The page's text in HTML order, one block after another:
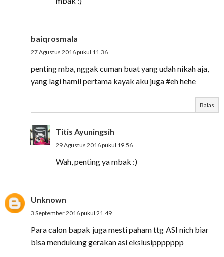
baiqrosmala
27 Agustus 2016 pukul 11.36
penting mba, nggak cuman buat yang udah nikah aja,
yang lagi hamil pertama kayak aku juga #eh hehe
Balas
Titis Ayuningsih
29 Agustus 2016 pukul 19.56
Wah, penting ya mbak :)
Unknown
3 September 2016 pukul 21.49
Para calon bapak juga mesti paham ttg ASI nich biar
bisa mendukung gerakan asi ekslusippppppp